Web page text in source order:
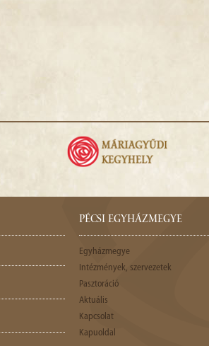
PÉCSI EGYHÁZMEGYE
Egyházmegye
Intézmények, szervezetek
Pasztoráció
Aktuális
Kapcsolat
Kapuoldal